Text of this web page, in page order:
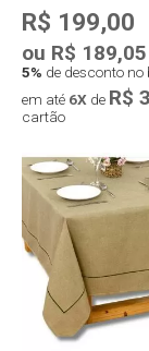
R$ 199,00
ou R$ 189,05
5% de desconto no
em até 6X de R$
cartão
Compra